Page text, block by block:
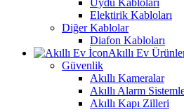
Uydu Kabloları
Elektirik Kabloları
Diğer Kablolar
Diafon Kabloları
Akıllı Ev
Güvenlik
Akıllı Kameralar
Akıllı Alarm
Akıllı Kapı Zilleri